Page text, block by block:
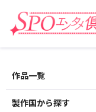
作品一覧
製作国から探す